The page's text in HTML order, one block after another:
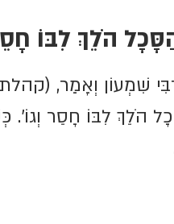
הֹלֵךְ לִבּוֹ
שִׁמְעוֹן וְאָמַר,
הֹלֵךְ לִבּוֹ חָסֵר וְגוֹ'.